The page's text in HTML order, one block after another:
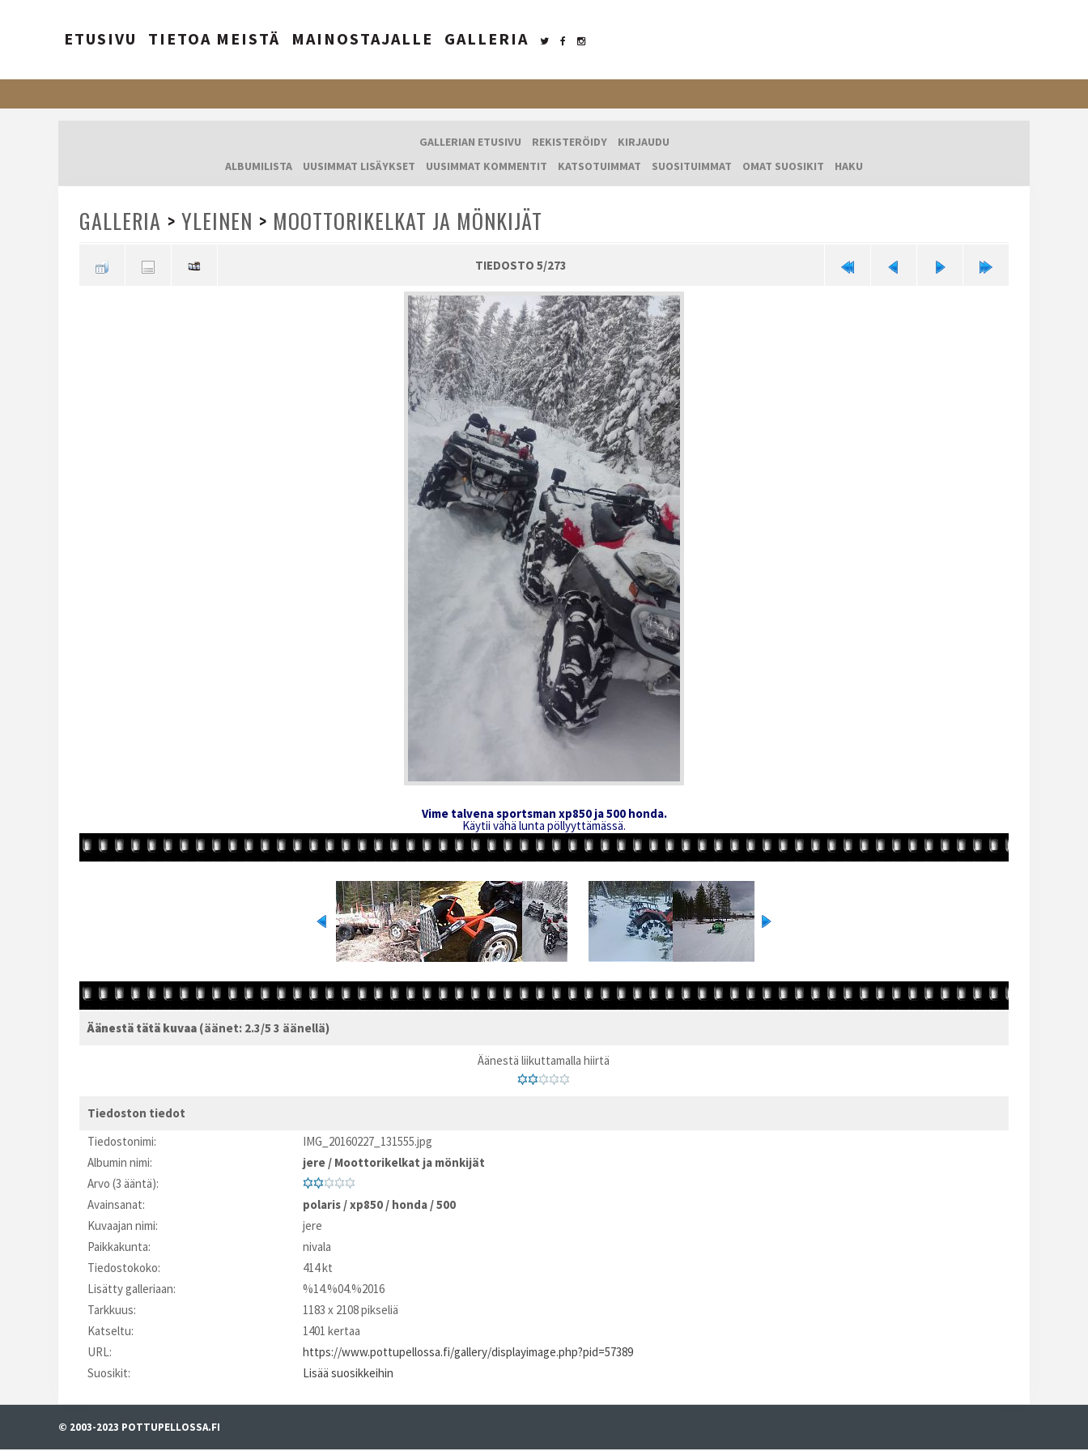
ETUSIVU TIETOA MEISTÄ MAINOSTAJALLE GALLERIA
GALLERIAN ETUSIVU REKISTERÖIDY
KIRJAUDU
ALBUMILISTA
UUSIMMAT LISÄYKSET UUSIMMAT KOMMENTIT KATSOTUIMMAT SUOSITUIMMAT OMAT SUOSIKIT HAKU
GALLERIA > YLEINEN > MOOTTORIKELKAT JA MÖNKIJÄT
TIEDOSTO 5/273
Vime talvena sportsman xp850 ja 500 honda.
Käytii vähä lunta pöllyyttämässä.
Äänestä tätä kuvaa (äänet: 2.3/5 3 äänellä)
Äänestä liikuttamalla hiirtä
Tiedoston tiedot
Tiedostonimi:
IMG_20160227_131555.jpg
Albumin nimi:
jere / Moottorikelkat ja mönkijät
Arvo (3 ääntä):
Avainsanat:
polaris /xp850 / honda /500
Kuvaajan nimi:
jere
Paikkakunta:
nivala
Tiedostokoko:
414 kt
Lisätty galleriaan:
%14.%04.%2016
Tarkkuus:
1183 x 2108 pikseliä
Katseltu:
1401 kertaa
URL:
https://www.pottupellossa.fi/gallery/displayimage.php?pid=57389
Suosikit:
Lisää suosikkeihin
© 2003-2023 POTTUPELLOSSA.FI